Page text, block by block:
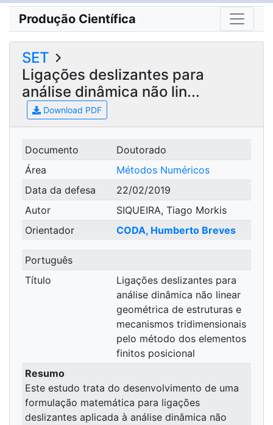
Produção Científica
SET
Ligações deslizantes para
análise dinâmica não lin...
Download PDF
Documento
Doutorado
Área
Métodos Numéricos
Data da defesa
22/02/2019
Autor
SIQUEIRA, Tiago Morkis
Orientador
CODA, Humberto Breves
Português
Título
Ligações deslizantes para
análise dinâmica não linear
geométrica de estruturas e
mecanismos tridimensionais
pelo método dos elementos
finitos posicional
Resumo
Este estudo trata do desenvolvimento de uma
formulação matemática para ligações
deslizantes aplicada à análise dinâmica não